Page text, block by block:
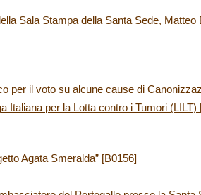
Sala Stampa della Santa Sede, Matteo
per il voto su alcune cause di
Italiana per la Lotta contro i Tumori (LILT)
Agata Smeralda” [B0156]